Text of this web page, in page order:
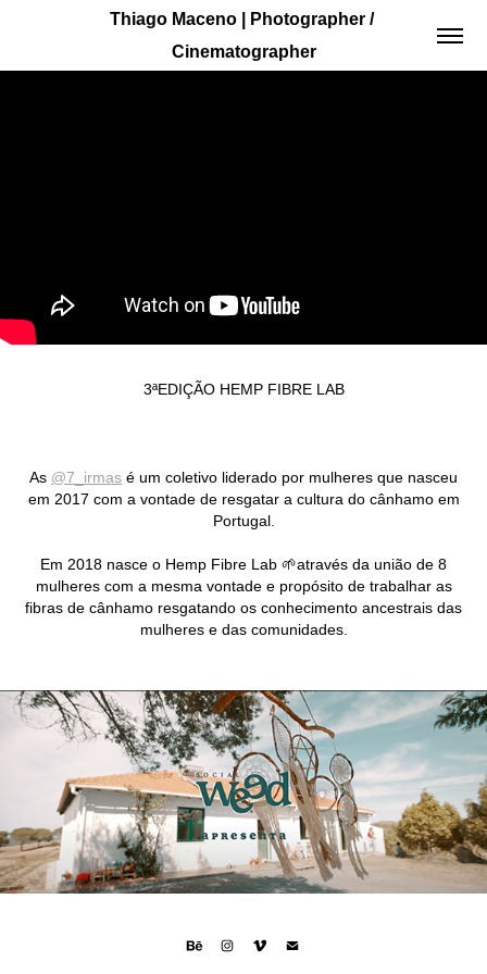
Thiago Maceno | Photographer /
Cinematographer
3ªEDIÇÃO HEMP FIBRE LAB
As @7_irmas é um coletivo liderado por mulheres que nasceu
em 2017 com a vontade de resgatar a cultura do cânhamo em
Portugal.
Em 2018 nasce o Hemp Fibre Lab 🌱através da união de 8
mulheres com a mesma vontade e propósito de trabalhar as
fibras de cânhamo resgatando os conhecimento ancestrais das
mulheres e das comunidades.